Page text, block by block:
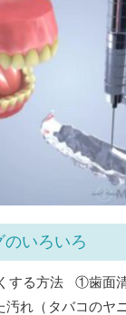
いろいろ
する方法 ①歯面
れ（タバコのヤ